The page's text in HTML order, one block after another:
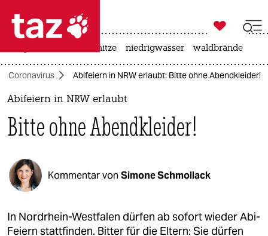
 taz zahl ich
taz zahl ich
politik
öko
gesellschaft
kultur

taz zahl ich
hitze niedrigwasser waldbrände
Coronavirus Abifeiern in NRW erlaubt: Bitte ohne Abendkleider!
Abifeiern in NRW erlaubt
Bitte ohne Abendkleider!
Kommentar von Simone Schmollack
In Nordrhein-Westfalen dürfen ab sofort wieder Abi-
Feiern stattfinden. Bitter für die Eltern: Sie dürfen